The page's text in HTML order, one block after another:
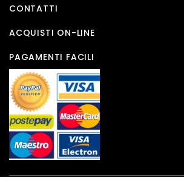
CONTATTI
ACQUISTI ON-LINE
PAGAMENTI FACILI